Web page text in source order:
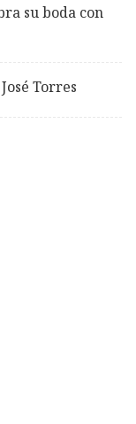
su boda con
Torres